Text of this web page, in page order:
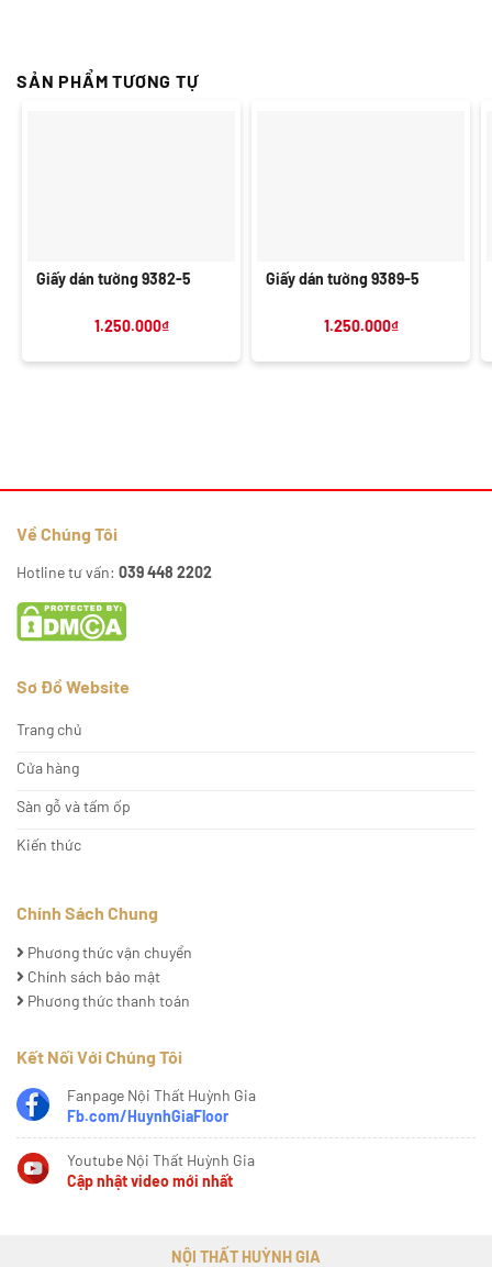
SẢN PHẨM TƯƠNG TỰ
Giấy dán tường 9382-5
1.250.000₫
Giấy dán tường 9389-5
1.250.000₫
Về Chúng Tôi
Hotline tư vấn: 039 448 2202
Sơ Đồ Website
Trang chủ
Cửa hàng
Sàn gỗ và tấm ốp
Kiến thức
Chính Sách Chung
Phương thức vận chuyển
Chính sách bảo mật
Phương thức thanh toán
Kết Nối Với Chúng Tôi
Fanpage Nội Thất Huỳnh Gia
Fb.com/HuynhGiaFloor
Youtube Nội Thất Huỳnh Gia
Cập nhật video mới nhất
NỘI THẤT HUỲNH GIA